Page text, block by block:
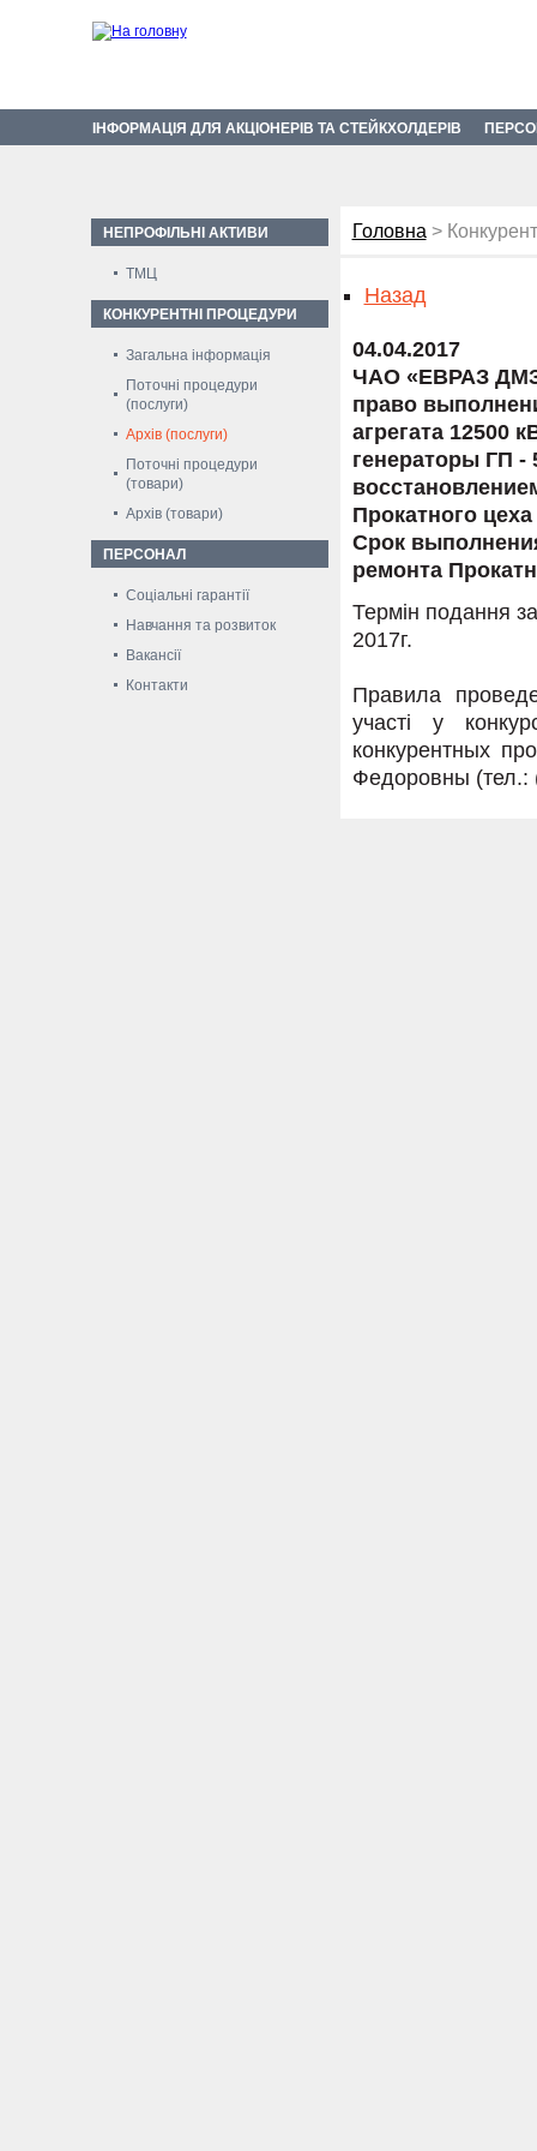
ІНФОРМАЦІЯ ДЛЯ АКЦІОНЕРІВ ТА СТЕЙКХОЛДЕРІВ
НЕПРОФІЛЬНІ АКТИВИ
ТМЦ
КОНКУРЕНТНІ ПРОЦЕДУРИ
Загальна інформація
Поточні процедури
(послуги)
Архів (послуги)
Поточні процедури
(товари)
Архів (товари)
ПЕРСОНАЛ
Соціальні гарантії
Навчання та розвиток
Вакансії
Контакти
Головна >
Назад
04.04.2017
ЧАО «ЕВРАЗ
право
агрегата 12500
генераторы ГП -
Прокатного
Срок
ремонта
Термін подання
2017г.
Правила
участі у
конкурентных
Федоровны (тел.: